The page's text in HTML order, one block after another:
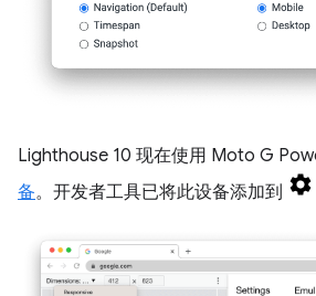
Lighthouse 10 现在使用 Moto G
备。开发者工具已将此设备添加到